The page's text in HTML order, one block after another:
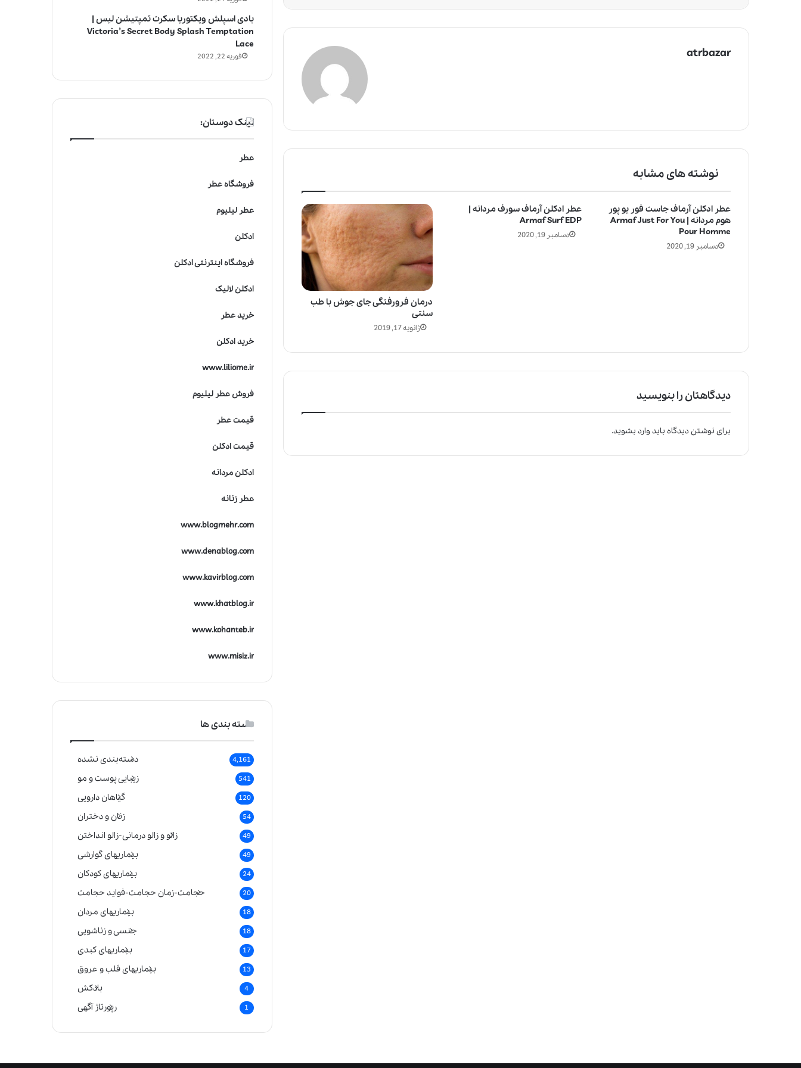
atrbazar
نوشته های مشابه
درمان فرورفتگی جای جوش با طب
سنتی
ژانویه 17, 2019
عطر ادکلن آرماف سورف مردانه |
Armaf Surf EDP
دسامبر 19, 2020
عطر ادکلن آرماف جاست فور یو پور
هوم مردانه | Armaf Just For You
Pour Homme
دسامبر 19, 2020
دیدگاهتان را بنویسید
برای نوشتن دیدگاه بایدوارد بشوید.
بادی اسپلش ویکتوریا سکرت تمپتیشن لیس |
Victoria’s Secret Body Splash Temptation
Lace
فوریه 22, 2022
لینک دوستان:
عطر
فروشگاه عطر
عطر لیلیوم
ادکلن
فروشگاه اینترنتی ادکلن
ادکلن لالیک
خرید عطر
خرید ادکلن
www.liliome.ir
فروش عطر لیلیوم
قیمت عطر
قیمت ادکلن
ادکلن مردانه
عطر زنانه
www.blogmehr.com
www.denablog.com
www.kavirblog.com
www.khatblog.ir
www.kohanteb.ir
www.misiz.ir
دسته بندی ها
دسته‌بندی نشده 4,161
زیبایی پوست و مو 541
گیاهان دارویی 120
زنان و دختران 54
زالو و زالو درمانی-زالو انداختن 49
بیماریهای گوارشی 49
بیماریهای کودکان 24
حجامت-زمان حجامت-فواید حجامت 20
بیماریهای مردان 18
جنسی و زناشویی 18
بیماریهای کبدی 17
بیماریهای قلب و عروق 13
بادکش 4
رپورتاژ آگهی 1